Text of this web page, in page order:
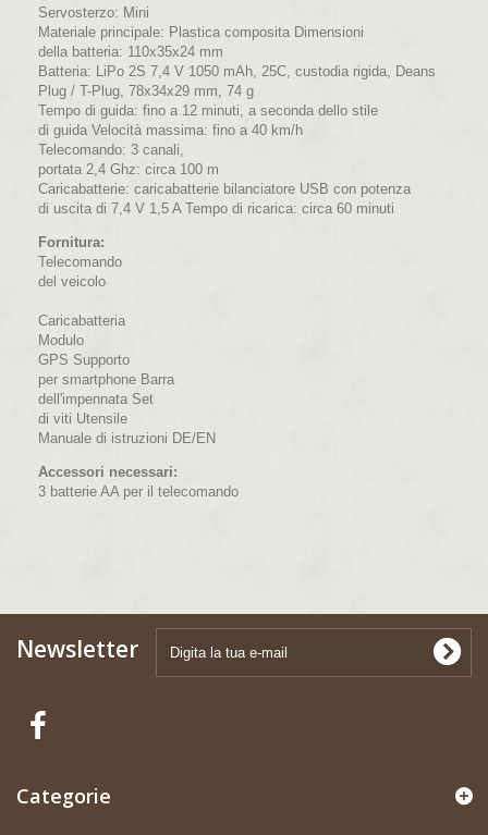
Servosterzo: Mini
Materiale principale: Plastica composita Dimensioni
della batteria: 110x35x24 mm
Batteria: LiPo 2S 7,4 V 1050 mAh, 25C, custodia rigida, Deans
Plug / T-Plug, 78x34x29 mm, 74 g
Tempo di guida: fino a 12 minuti, a seconda dello stile
di guida Velocità massima: fino a 40 km/h
Telecomando: 3 canali,
portata 2,4 Ghz: circa 100 m
Caricabatterie: caricabatterie bilanciatore USB con potenza
di uscita di 7,4 V 1,5 A Tempo di ricarica: circa 60 minuti
Fornitura:
Telecomando
del veicolo
Caricabatteria
Modulo
GPS Supporto
per smartphone Barra
dell'impennata Set
di viti Utensile
Manuale di istruzioni DE/EN
Accessori necessari:
3 batterie AA per il telecomando
Newsletter
Categorie